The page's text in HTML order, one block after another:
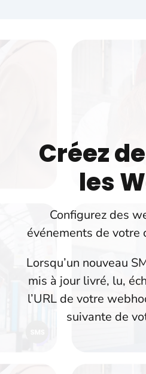
Créez
les
Configurez des
événements de votre
Lorsqu’un nouveau
mis à jour livré, lu,
l’URL de votre
suivante de